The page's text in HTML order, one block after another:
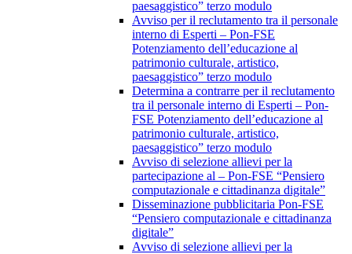
paesaggistico” terzo modulo
Avviso per il reclutamento tra il personale
interno di Esperti – Pon-FSE
Potenziamento dell’educazione al
patrimonio culturale, artistico,
paesaggistico” terzo modulo
Determina a contrarre per il reclutamento
tra il personale interno di Esperti – Pon-
FSE Potenziamento dell’educazione al
patrimonio culturale, artistico,
paesaggistico” terzo modulo
Avviso di selezione allievi per la
partecipazione al – Pon-FSE “Pensiero
computazionale e cittadinanza digitale”
Disseminazione pubblicitaria Pon-FSE
“Pensiero computazionale e cittadinanza
digitale”
Avviso di selezione allievi per la